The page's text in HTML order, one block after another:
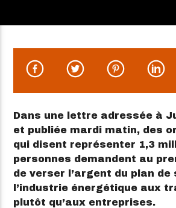
Dans une lettre adressée à
et publiée mardi matin, des
qui disent représenter 1,3
personnes demandent au
de verser l’argent du plan de
l’industrie énergétique aux
plutôt qu’aux entreprises.